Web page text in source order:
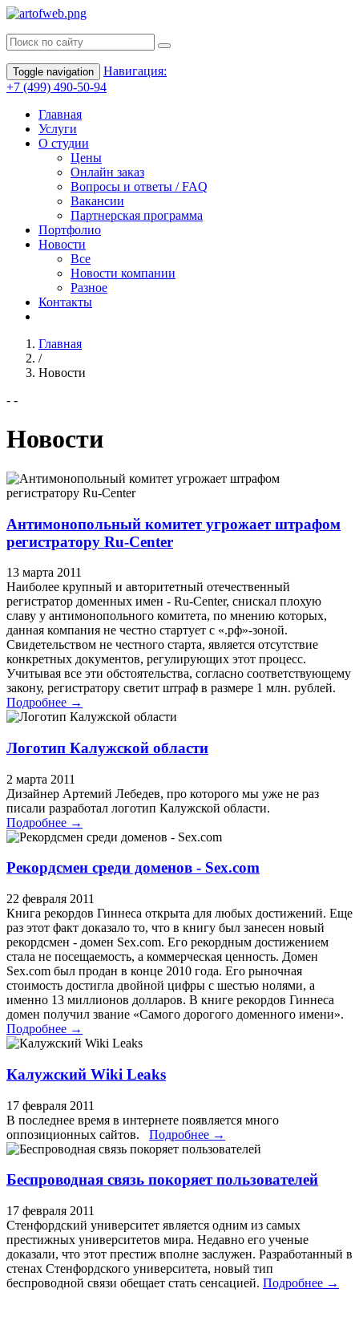
Toggle navigation
Навигация:
+7 (499) 490-50-94
Главная
Услуги
О студии
Цены
Онлайн заказ
Вопросы и ответы / FAQ
Вакансии
Партнерская программа
Портфолио
Новости
Все
Новости компании
Разное
Контакты
Главная
/
Новости
- -
Новости
Антимонопольный комитет угрожает штрафом
регистратору Ru-Center
13 марта 2011
Наиболее крупный и авторитетный отечественный
регистратор доменных имен - Ru-Center, снискал плохую
славу у антимонопольного комитета, по мнению которых,
данная компания не честно стартует с «.рф»-зоной.
Свидетельством не честного старта, является отсутствие
конкретных документов, регулирующих этот процесс.
Учитывая все эти обстоятельства, согласно соответствующему
закону, регистратору светит штраф в размере 1 млн. рублей.
Подробнее →
Логотип Калужской области
2 марта 2011
Дизайнер Артемий Лебедев, про которого мы уже не раз
писали разработал логотип Калужской области.
Подробнее →
Рекордсмен среди доменов - Sex.com
22 февраля 2011
Книга рекордов Гиннеса открыта для любых достижений. Еще
раз этот факт доказало то, что в книгу был занесен новый
рекордсмен - домен Sex.com. Его рекордным достижением
стала не посещаемость, а коммерческая ценность. Домен
Sex.com был продан в конце 2010 года. Его рыночная
стоимость достигла двойной цифры с шестью нолями, а
именно 13 миллионов долларов. В книге рекордов Гиннеса
домен получил звание «Самого дорогого доменного имени».
Подробнее →
Калужский Wiki Leaks
17 февраля 2011
В последнее время в интернете появляется много
оппозиционных сайтов. Подробнее →
Беспроводная связь покоряет пользователей
17 февраля 2011
Стенфордский университет является одним из самых
престижных университетов мира. Недавно его ученые
доказали, что этот престиж вполне заслужен. Разработанный в
стенах Стенфордского университета, новый тип
беспроводной связи обещает стать сенсацией. Подробнее →